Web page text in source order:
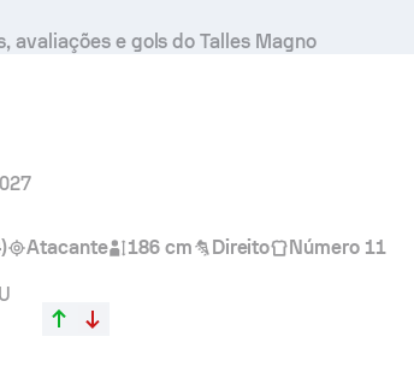
avaliações e gols do Talles Magno
) Atacante 186 cm Direito
Número 11